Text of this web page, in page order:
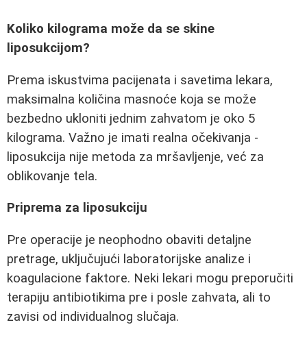
Koliko kilograma može da se skine
liposukcijom?
Prema iskustvima pacijenata i savetima lekara,
maksimalna količina masnoće koja se može
bezbedno ukloniti jednim zahvatom je oko 5
kilograma. Važno je imati realna očekivanja -
liposukcija nije metoda za mršavljenje, već za
oblikovanje tela.
Priprema za liposukciju
Pre operacije je neophodno obaviti detaljne
pretrage, uključujući laboratorijske analize i
koagulacione faktore. Neki lekari mogu preporučiti
terapiju antibiotikima pre i posle zahvata, ali to
zavisi od individualnog slučaja.